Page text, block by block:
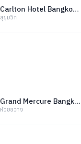
Carlton Hotel Bangkok Sukhumvit
สุขุมวิท
Grand Mercure Bangkok Atrium
ห้วยขวาง